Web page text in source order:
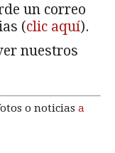
un correo
(clic aquí).
nuestros
o noticias a